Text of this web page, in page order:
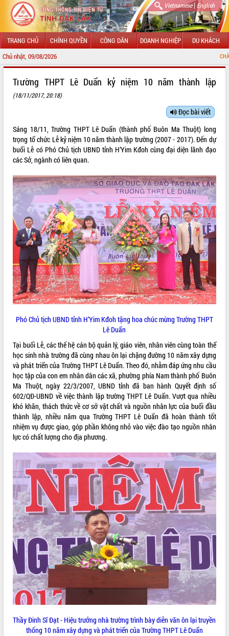
Vietnamese| English
TRANG CHỦ CHÍNH QUYỀN CÔNG DÂN DOANH NGHIỆP DU KHÁCH
Chủ nhật, 09/08/2026 CHÀO MỪNG ĐẾN VỚI
LÃNH ĐẠO UBND TỈNH
SỞ, BAN, NGÀNH
UBND CÁC XÃ, PHƯỜNG
THÔNG TIN CHỈ ĐẠO ĐIỀU HÀNH
HỆ THỐNG VĂN BẢN
VĂN BẢN HĐND TỈNH
ĐIỂM TIN VĂN BẢN
QUY HOẠCH - KẾ HOẠCH
VIDEO
Trailer Lễ hội Sầu riêng Đắk Lắk năm
2026
Khám bệnh, cấp phát thuốc miễn phí
và tặng quà người dân xã Cư Pui
Hội nghị UBND tỉnh Đắk Lắk thường kỳ
tháng 7/2026
Trường THPT Lê Duẩn kỷ niệm 10 năm thành lập
(18/11/2017, 20:18)
Đọc bài viết
Sáng 18/11, Trường THPT Lê Duẩn (thành phố Buôn Ma Thuột) long
trọng tổ chức Lễ kỷ niệm 10 năm thành lập trường (2007 - 2017). Đến dự
buổi Lễ có Phó Chủ tịch UBND tỉnh H’Yim Kđoh cùng đại diện lãnh đạo
các Sở, ngành có liên quan.
Phó Chủ tịch UBND tỉnh H’Yim Kđoh tặng hoa chúc mừng Trường THPT
Lê Duẩn
Tại buổi Lễ, các thế hệ cán bộ quản lý, giáo viên, nhân viên cùng toàn thể
học sinh nhà trường đã cùng nhau ôn lại chặng đường 10 năm xây dựng
và phát triển của Trường THPT Lê Duẩn. Theo đó, nhằm đáp ứng nhu cầu
học tập của con em nhân dân các xã, phường phía Nam thành phố Buôn
Ma Thuột, ngày 22/3/2007, UBND tỉnh đã ban hành Quyết định số
602/QĐ-UBND về việc thành lập trường THPT Lê Duẩn. Vượt qua nhiều
khó khăn, thách thức về cơ sở vật chất và nguồn nhân lực của buổi đầu
thành lập, nhiều năm qua Trường THPT Lê Duẩn đã hoàn thành tốt
nhiệm vụ được giao, góp phần không nhỏ vào việc đào tạo nguồn nhân
lực có chất lượng cho địa phương.
Thầy Đinh Sĩ Đạt - Hiệu trưởng nhà trường trình bày diễn văn ôn lại truyền
thống 10 năm xây dựng và phát triển của Trường THPT Lê Duẩn